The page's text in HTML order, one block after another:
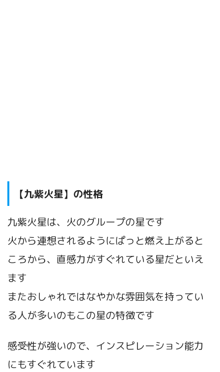
【九紫火星】の性格
九紫火星は、火のグループの星です
火から連想されるようにぱっと燃え上がると
ころから、直感力がすぐれている星だといえ
ます
またおしゃれではなやかな雰囲気を持ってい
る人が多いのもこの星の特徴です
感受性が強いので、インスピレーション能力
にもすぐれています